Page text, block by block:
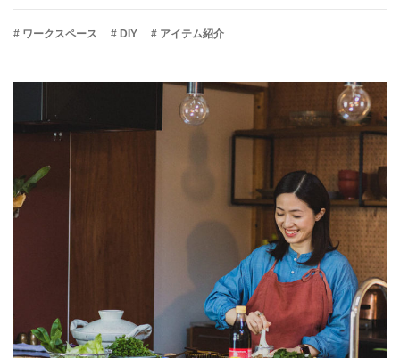
# ワークスペース # DIY # アイテム紹介